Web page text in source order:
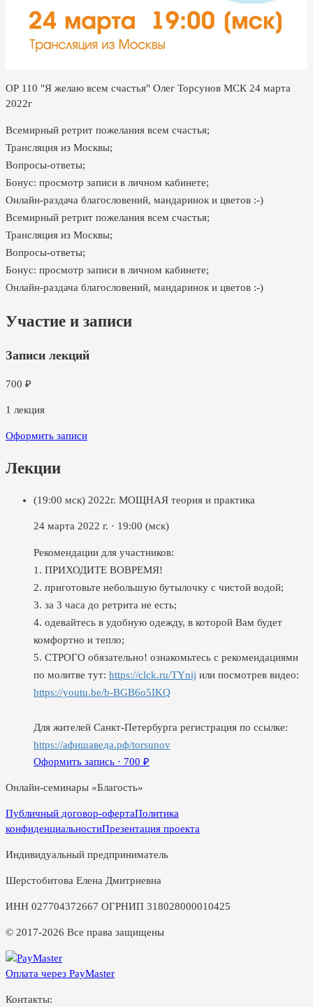
ОР 110 "Я желаю всем счастья" Олег Торсунов МСК 24 марта
2022г
Всемирный ретрит пожелания всем счастья;
Трансляция из Москвы;
Вопросы-ответы;
Бонус: просмотр записи в личном кабинете;
Онлайн-раздача благословений, мандаринок и цветов :-)
Всемирный ретрит пожелания всем счастья;
Трансляция из Москвы;
Вопросы-ответы;
Бонус: просмотр записи в личном кабинете;
Онлайн-раздача благословений, мандаринок и цветов :-)
Участие и записи
Записи лекций
700 ₽
1 лекция
Оформить записи
Лекции
(19:00 мск) 2022г. МОЩНАЯ теория и практика
24 марта 2022 г. · 19:00 (мск)
Рекомендации для участников:
1. ПРИХОДИТЕ ВОВРЕМЯ!
2. приготовьте небольшую бутылочку с чистой водой;
3. за 3 часа до ретрита не есть;
4. одевайтесь в удобную одежду, в которой Вам будет
комфортно и тепло;
5. СТРОГО обязательно! ознакомьтесь с рекомендациями
по молитве тут: https://clck.ru/TYnij или посмотрев видео:
https://youtu.be/b-BGB6o5IKQ
Для жителей Санкт-Петербурга регистрация по ссылке:
https://афишаведа.рф/torsunov
Оформить запись · 700 ₽
Онлайн-семинары «Благость»
Публичный договор-офертаПолитика
конфиденциальностиПрезентация проекта
Индивидуальный предприниматель
Шерстобитова Елена Дмитриевна
ИНН 027704372667 ОГРНИП 318028000010425
© 2017-2026 Все права защищены
Оплата через PayMaster
Контакты: